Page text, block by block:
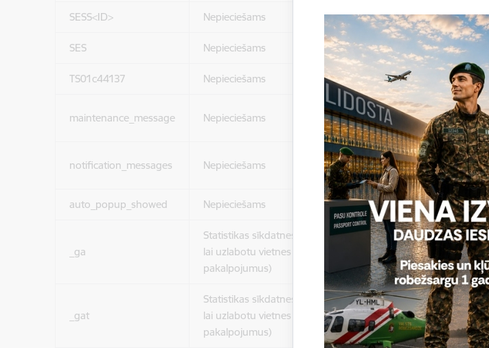
SESS<ID> Nepieciešams Nepieciešams
SES Nepieciešams Sesijas
TS01c44137 Nepieciešams Drošības politikas
maintenance_message Nepieciešams
Sīkdatne ir
ziņojumus pēc
notification_messages Nepieciešams
Sīkdatne ir
ziņojumus pēc
auto_popup_showed Nepieciešams Reģistrē, ka tiek
_ga
Statistikas sīkdatnes (nepieciešamas,
lai uzlabotu vietnes darbību un
pakalpojumus)
Reģistrē unikālu
par to, kā
_gat
Statistikas sīkdatnes (nepieciešamas,
lai uzlabotu vietnes darbību un
pakalpojumus)
Izmanto Google